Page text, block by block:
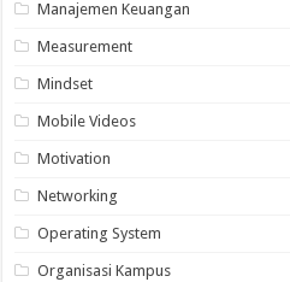
Manajemen Keuangan
Measurement
Mindset
Mobile Videos
Motivation
Networking
Operating System
Organisasi Kampus